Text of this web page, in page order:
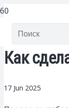
Как
17 Jun 2025